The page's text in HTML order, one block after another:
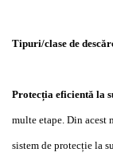
Tipuri/clase de
Protecția eficientă la
multe etape. Din acest
sistem de protecție la